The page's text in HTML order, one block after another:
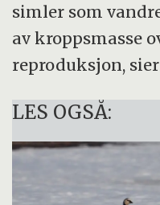
simler som
av kroppsmasse
reproduksjon, sier
LES OGSÅ: